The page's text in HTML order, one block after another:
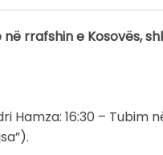
rrafshin e Kosovës,
16:30 – Tubim